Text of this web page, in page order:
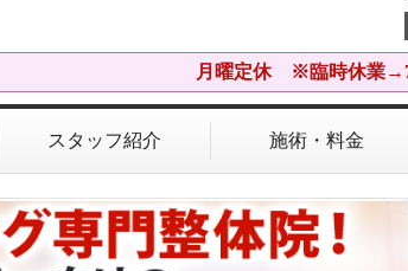
月曜定休 ※臨時休業
スタッフ紹介 施術・料金